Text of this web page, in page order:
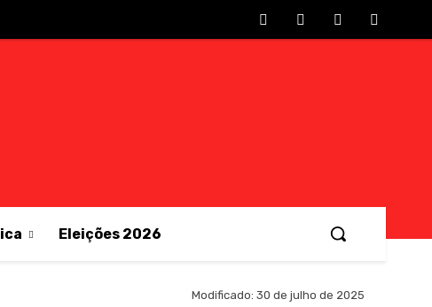
Eleições 2026
Modificado: 30 de julho de 2025